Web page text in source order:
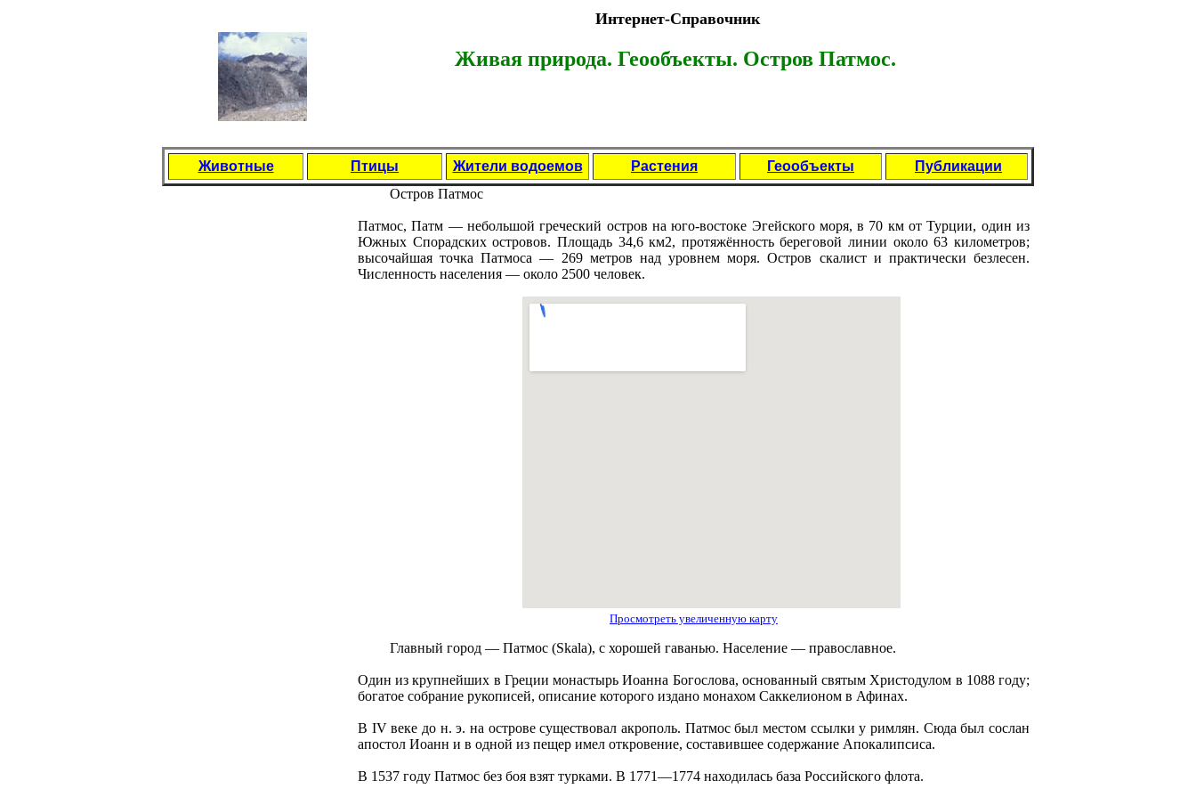
Интернет-Справочник
Живая природа. Геообъекты. Остров Патмос.
Животные Птицы Жители водоемов Растения Геообъекты
Публикации
Остров Патмос
Патмос, Патм — нeбольшой греческий остров на юго-востоке Эгейского моря, в 70 км от Турции, один из
Южных Спорадских островов. Площадь 34,6 км2, протяжённость береговой линии около 63 километров;
высочайшая точка Патмоса — 269 метров над уровнeм моря. Остров скалист и практически безлесен.
Численность населения — около 2500 человек.
Просмотреть увеличенную карту
Главный город — Патмос (Skala), с хорошей гаванью. Население — православное.
Один из крупнeйших в Греции монастырь Иоанна Богослова, основанный святым Христодулом в 1088 году;
богатое собрание рукописей, описание которого издано монахом Саккелионом в Афинах.
В IV веке до н. э. на острове существовал акрополь. Патмос был местом ссылки у римлян. Сюда был сослан
апостол Иоанн и в одной из пещер имел откровение, составившее содержание Апокалипсиса.
В 1537 году Патмос без боя взят турками. В 1771—1774 находилась база Российского флота.